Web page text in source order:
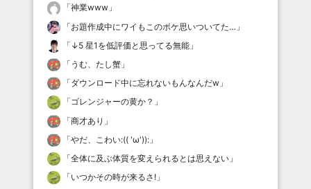
「神業www 」
「お題作成中にワイもこのボケ思いついてた… 」
「 ↓5 星1を低評価と思ってる無能 」
「 うむ、たし蟹 」
「ダウンロード中に忘れないもんなんだw 」
「ゴレンジャーの黄か？ 」
「商才あり 」
「やだ、こわい:(( 'ω')): 」
「全体に及ぶ体質を変えられるとは思えない 」
「いつかその時が来るさ! 」